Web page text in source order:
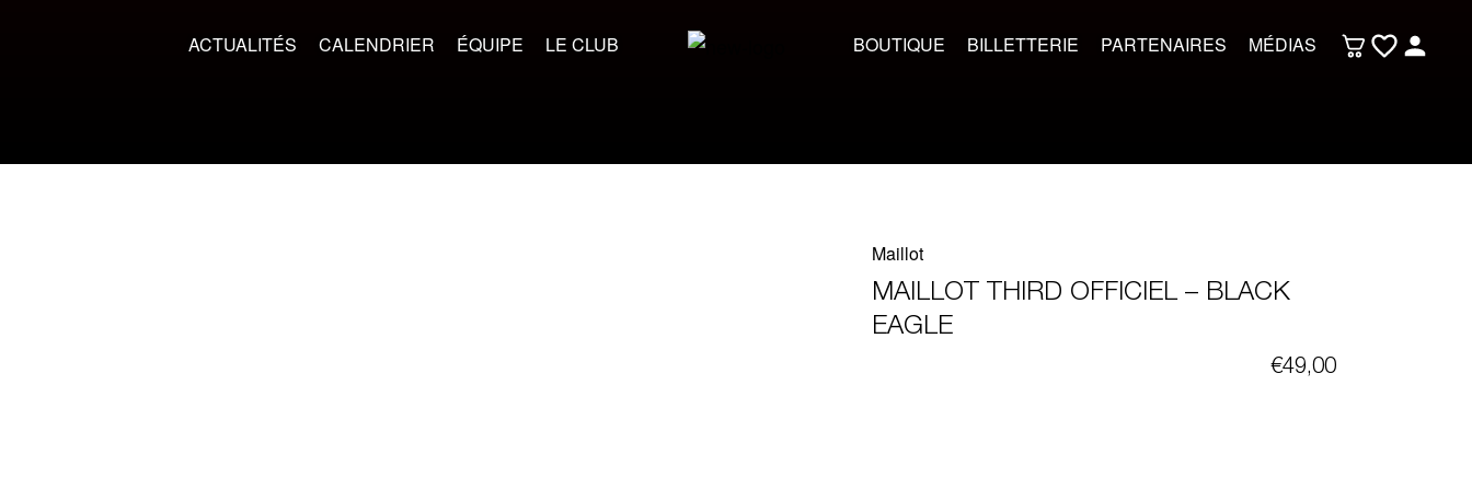
ACTUALITÉS CALENDRIER ÉQUIPE LE CLUB BOUTIQUE BILLETTERIE PARTENAIRES MÉDIAS
Maillot
MAILLOT THIRD OFFICIEL – BLACK
EAGLE
€49,00